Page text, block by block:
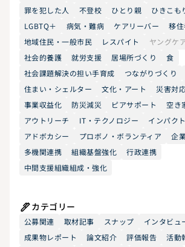
罪を犯した人
不登校 ひとり親 ひきこも
LGBTQ＋
病気・難病 ケアリーバー
移
地域住民・一般市民
レスパイト
ヤングケ
社会的養護
就労支援 居場所づくり
食
社会課題解決の担い手育成
つながりづくり
住まい・シェルター
文化・アート 災害対
事業収益化
防災減災 ピアサポート
空き
アウトリーチ
IT・テクノロジー インパク
アドボカシー
プロボノ・ボランティア
企
多機関連携
組織基盤強化
行政連携
中間支援組織組成・強化
カテゴリー
公募関連 取材記事 スナップ
インタビュ
成果物レポート
論文紹介 評価報告 活動